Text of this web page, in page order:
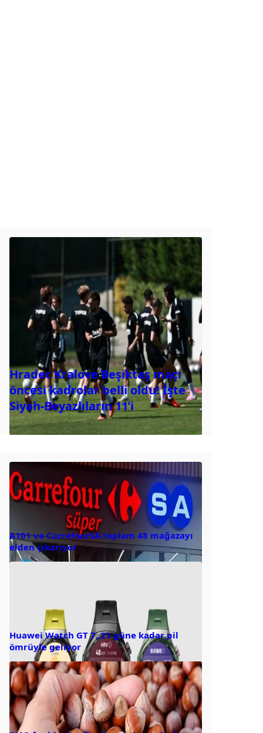
Hradec Kralove Beşiktaş maçı
öncesi kadrolar belli oldu! İşte
Siyah-Beyazlıların 11’i
A101 ve CarrefourSA toplam 48 mağazayı
elden çıkarıyor
Huawei Watch GT 7, 21 güne kadar pil
ömrüyle geliyor